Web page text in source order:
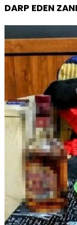
DARP EDEN